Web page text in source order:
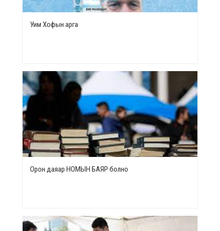
Уим Хофын арга
Орон даяар НОМЫН БАЯР болно